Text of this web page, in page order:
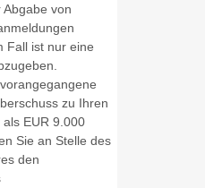
von
Fall ist nur eine
zu Ihren
EUR 9.000
Sie an Stelle des
den